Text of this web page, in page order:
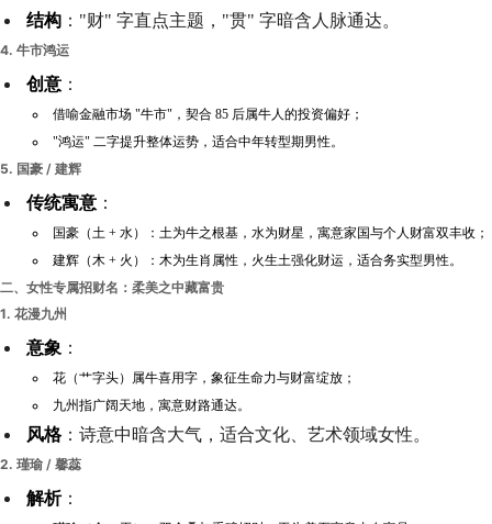
结构 ："财" 字直点主题，"贯" 字暗含人脉通达。
4. 牛市鸿运
创意 ：
借喻金融市场 "牛市"，契合 85 后属牛人的投资偏好；
"鸿运" 二字提升整体运势，适合中年转型期男性。
5. 国豪 / 建辉
传统寓意 ：
国豪（土 + 水）：土为牛之根基，水为财星，寓意家国与个人财富双丰收；
建辉（木 + 火）：木为生肖属性，火生土强化财运，适合务实型男性。
二、女性专属招财名：柔美之中藏富贵
1. 花漫九州
意象 ：
花（艹字头）属牛喜用字，象征生命力与财富绽放；
九州指广阔天地，寓意财路通达。
风格：诗意中暗含大气，适合文化、艺术领域女性。
2. 瑾瑜 / 馨蕊
解析：